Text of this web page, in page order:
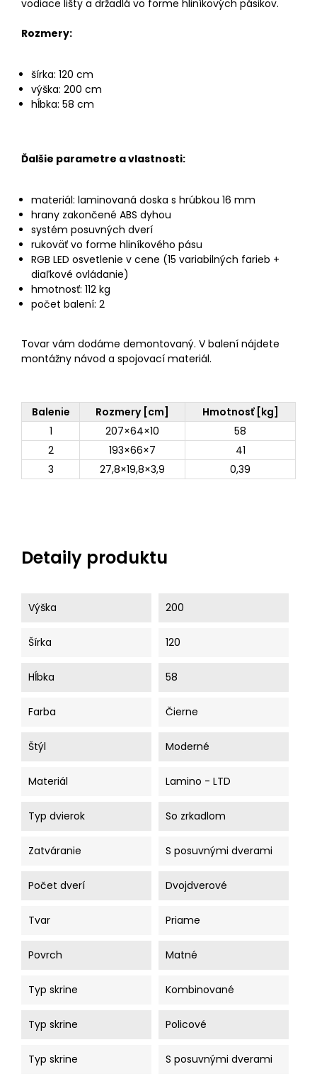
vodiace lišty a držadlá vo forme hliníkových pásikov.
Rozmery:
šírka: 120 cm
výška: 200 cm
hĺbka: 58 cm
Ďalšie parametre a vlastnosti:
materiál: laminovaná doska s hrúbkou 16 mm
hrany zakončené ABS dyhou
systém posuvných dverí
rukoväť vo forme hliníkového pásu
RGB LED osvetlenie v cene (15 variabilných farieb +
diaľkové ovládanie)
hmotnosť: 112 kg
počet balení: 2
Tovar vám dodáme demontovaný. V balení nájdete
montážny návod a spojovací materiál.
Balenie Rozmery [cm]
Hmotnosť [kg]
1
207×64×10
58
2
193×66×7
41
3
27,8×19,8×3,9 0,39
Detaily produktu
Výška 200
Šírka 120
Hĺbka 58
Farba Čierne
Štýl Moderné
Materiál Lamino - LTD
Typ dvierok So zrkadlom
Zatváranie S posuvnými dverami
Počet dverí Dvojdverové
Tvar Priame
Povrch Matné
Typ skrine Kombinované
Typ skrine Policové
Typ skrine S posuvnými dverami